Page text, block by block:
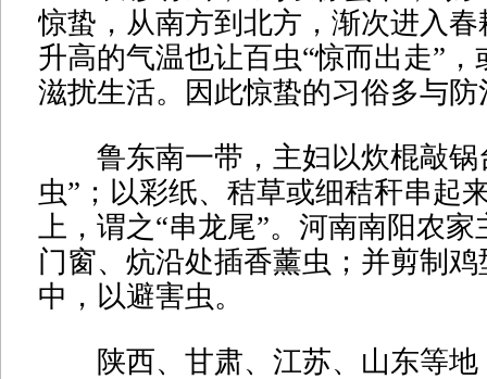
惊蛰，从南方到北方，渐次进入
升高的气温也让百虫“惊而出走”
滋扰生活。因此惊蛰的习俗多与
鲁东南一带，主妇以炊棍敲锅
虫”；以彩纸、秸草或细秸秆串起
上，谓之“串龙尾”。河南南阳农
门窗、炕沿处插香薰虫；并剪制
中，以避害虫。
陕西、甘肃、江苏、山东等地